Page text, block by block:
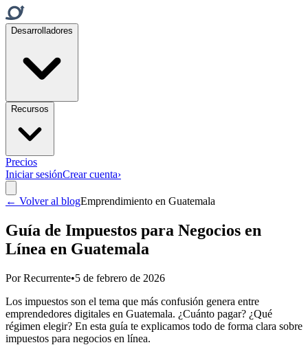
Desarrolladores
Recursos
Precios
Iniciar sesiónCrear cuenta›
← Volver al blogEmprendimiento en Guatemala
Guía de Impuestos para Negocios en
Línea en Guatemala
PorRecurrente•5 de febrero de 2026
Los impuestos son el tema que más confusión genera entre
emprendedores digitales en Guatemala. ¿Cuánto pagar? ¿Qué
régimen elegir? En esta guía te explicamos todo de forma clara sobre
impuestos para negocios en línea.